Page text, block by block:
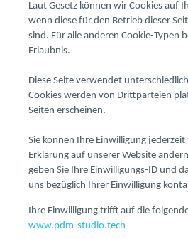
Laut Gesetz können wir Cookies auf
wenn diese für den Betrieb dieser
sind. Für alle anderen Cookie-Typen
Erlaubnis.
Diese Seite verwendet
Cookies werden von Drittparteien
Seiten erscheinen.
Sie können Ihre Einwilligung
Erklärung auf unserer Website
geben Sie Ihre Einwilligungs-ID und
uns bezüglich Ihrer Einwilligung
Ihre Einwilligung trifft auf die
www.pdm-studio.tech